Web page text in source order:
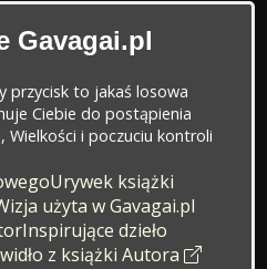
Gavagai.pl
przycisk to jakaś losowa
Ciebie do postąpienia
Wielkości i poczuciu kontroli
Urywek książki
użyta w Gavagai.pl
Inspirujące dzieło
z książki Autora